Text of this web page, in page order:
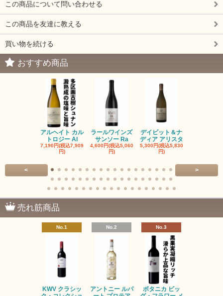
この商品について問い合わせる
この商品を友達に教える
買い物を続ける
おすすめ商品
アルヘイト カル
トロジー Al
7,190円(税込7,909
円)
ラールワインズ
サンソー Ra
4,600円(税込5,060
円)
デイビット＆ナ
ディア アリスタ
5,300円(税込5,830
円)
< >
売れ筋商品
No.1
KWV クラシッ
No.2
アントニー ルパ
No.3
ボタニカ ビッ